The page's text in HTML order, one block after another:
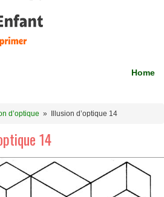
Home
d’optique » Illusion d’optique 14
14